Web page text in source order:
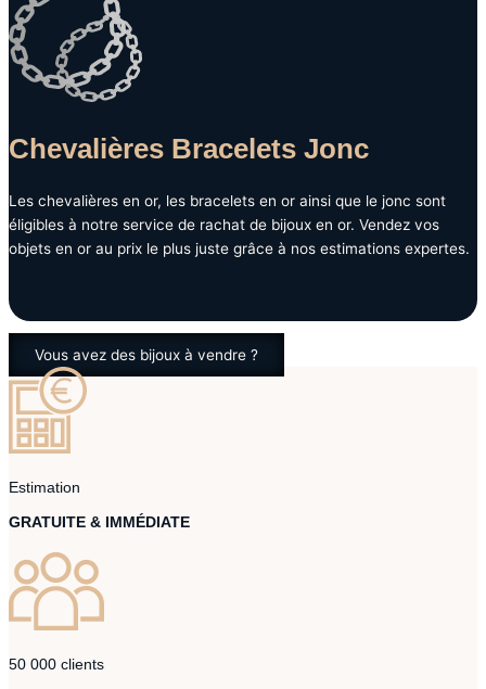
Chevalières Bracelets Jonc
Les chevalières en or, les bracelets en or ainsi que le jonc sont
éligibles à notre service de rachat de bijoux en or. Vendez vos
objets en or au prix le plus juste grâce à nos estimations expertes.
Vous avez des bijoux à vendre ?
Estimation
GRATUITE & IMMÉDIATE
50 000 clients